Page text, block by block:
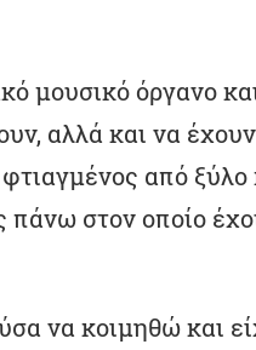
μουσικό όργανο
αλλά και να
από ξύλο
πάνω στον οποίο
να κοιμηθώ και